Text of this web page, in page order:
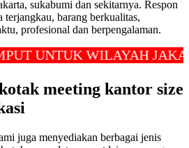
sukabumi dan sekitarnya. Respon
terjangkau, barang berkualitas,
profesional dan berpengalaman.
WILAYAH JAKARTA,
meeting kantor size
juga menyediakan berbagai jenis